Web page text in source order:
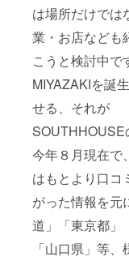
は場所だけでは
業・お店なども
こうと検討中で
MIYAZAKIを誕
せる、それが
SOUTHHOUSE
今年８月現在で
はもとより口コ
がった情報を元
道」「東京都」
「山口県」等